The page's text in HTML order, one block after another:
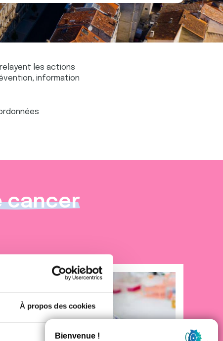
À propos des cookies
relayent les actions
information
cancer